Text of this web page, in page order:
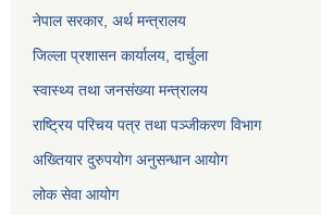
नेपाल सरकार, अर्थ मन्त्रालय
जिल्ला प्रशासन कार्यालय, दार्चुला
स्वास्थ्य तथा जनसंख्या मन्त्रालय
राष्ट्रिय परिचय पत्र तथा पञ्जीकरण विभाग
अख्तियार दुरुपयोग अनुसन्धान आयोग
लोक सेवा आयोग